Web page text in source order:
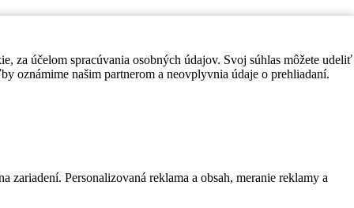
za účelom spracúvania osobných údajov. Svoj súhlas môžete udeliť
oznámime našim partnerom a neovplyvnia údaje o prehliadaní.
Personalizovaná reklama a obsah, meranie reklamy a